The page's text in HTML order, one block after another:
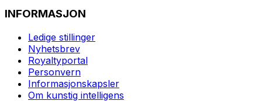
INFORMASJON
Ledige stillinger
Nyhetsbrev
Royaltyportal
Personvern
Informasjonskapsler
Om kunstig intelligens